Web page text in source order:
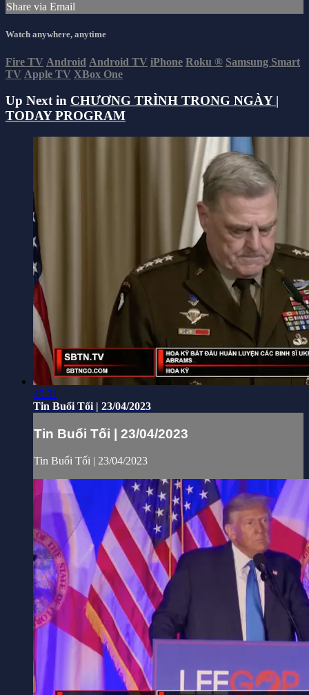
Share via Email
Watch anywhere, anytime
Fire TV Android Android TV iPhone Roku ® Samsung Smart
TV Apple TV XBox One
Up Next in CHƯƠNG TRÌNH TRONG NGÀY |
TODAY PROGRAM
45:31
Tin Buổi Tối | 23/04/2023
Tin Buổi Tối | 23/04/2023
Tin Buổi Tối | 23/04/2023